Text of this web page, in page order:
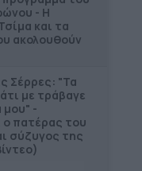
όλων των
Δήμο Πέλλας
υπόθεση
- Η
και τα
ακολουθούν
Σέρρες: "Τα
με τράβαγε
μου" -
ο πατέρας του
σύζυγος της